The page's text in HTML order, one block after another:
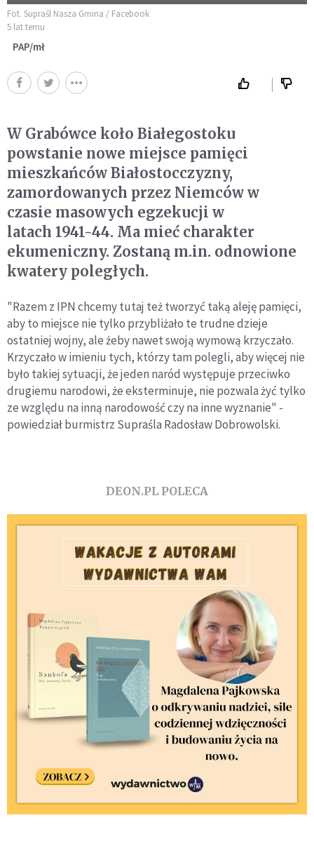
Fot. Supraśl Nasza Gmina / Facebook
5 lat temu
PAP/mł
W Grabówce koło Białegostoku
powstanie nowe miejsce pamięci
mieszkańców Białostocczyzny,
zamordowanych przez Niemców w
czasie masowych egzekucji w
latach 1941-44. Ma mieć charakter
ekumeniczny. Zostaną m.in. odnowione
kwatery poległych.
"Razem z IPN chcemy tutaj też tworzyć taką aleję pamięci,
aby to miejsce nie tylko przybliżało te trudne dzieje
ostatniej wojny, ale żeby nawet swoją wymową krzyczało.
Krzyczało w imieniu tych, którzy tam polegli, aby więcej nie
było takiej sytuacji, że jeden naród występuje przeciwko
drugiemu narodowi, że eksterminuje, nie pozwala żyć tylko
ze względu na inną narodowość czy na inne wyznanie" -
powiedział burmistrz Supraśla Radosław Dobrowolski.
DEON.PL POLECA